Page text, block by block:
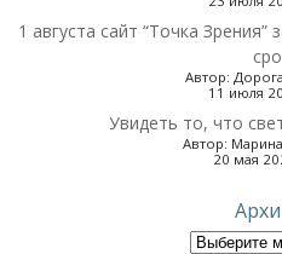
1 августа сайт “Точка
Автор:
11 июля
Увидеть то, что
Автор:
20 мая